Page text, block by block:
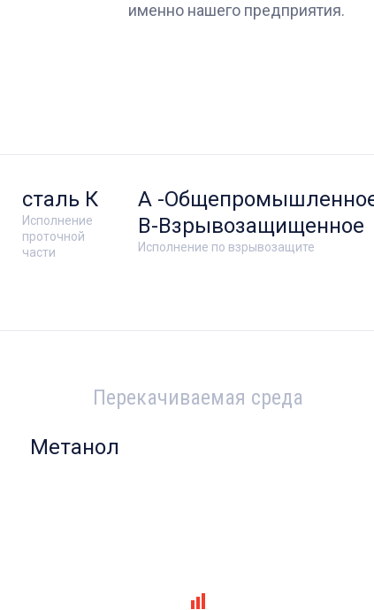
именно нашего предприятия.
Исполнение
проточной
части
сталь К
Исполнение по взрывозащите
А -
В-Взрывозащищенное
Перекачиваемая среда
Метанол